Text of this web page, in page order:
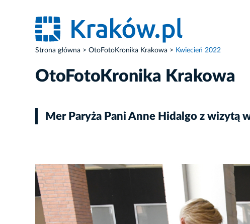
Strona główna OtoFotoKronika Krakowa Kwiecień 2022
OtoFotoKronika Krakowa
Mer Paryża Pani Anne Hidalgo z wizytą